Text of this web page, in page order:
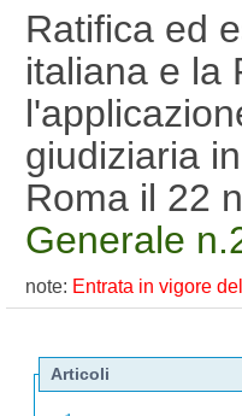
Ratifica ed
italiana e la
giudiziaria
Roma il 22
Generale
note: Entrata in vigore